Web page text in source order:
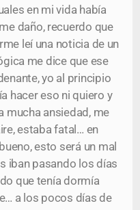
en mi vida había
daño, recuerdo que
leí una noticia de un
me dice que ese
yo al principio
hacer eso ni quiero y
mucha ansiedad, me
estaba fatal… en
esto será un mal
iban pasando los días
que tenía dormía
a los pocos días de